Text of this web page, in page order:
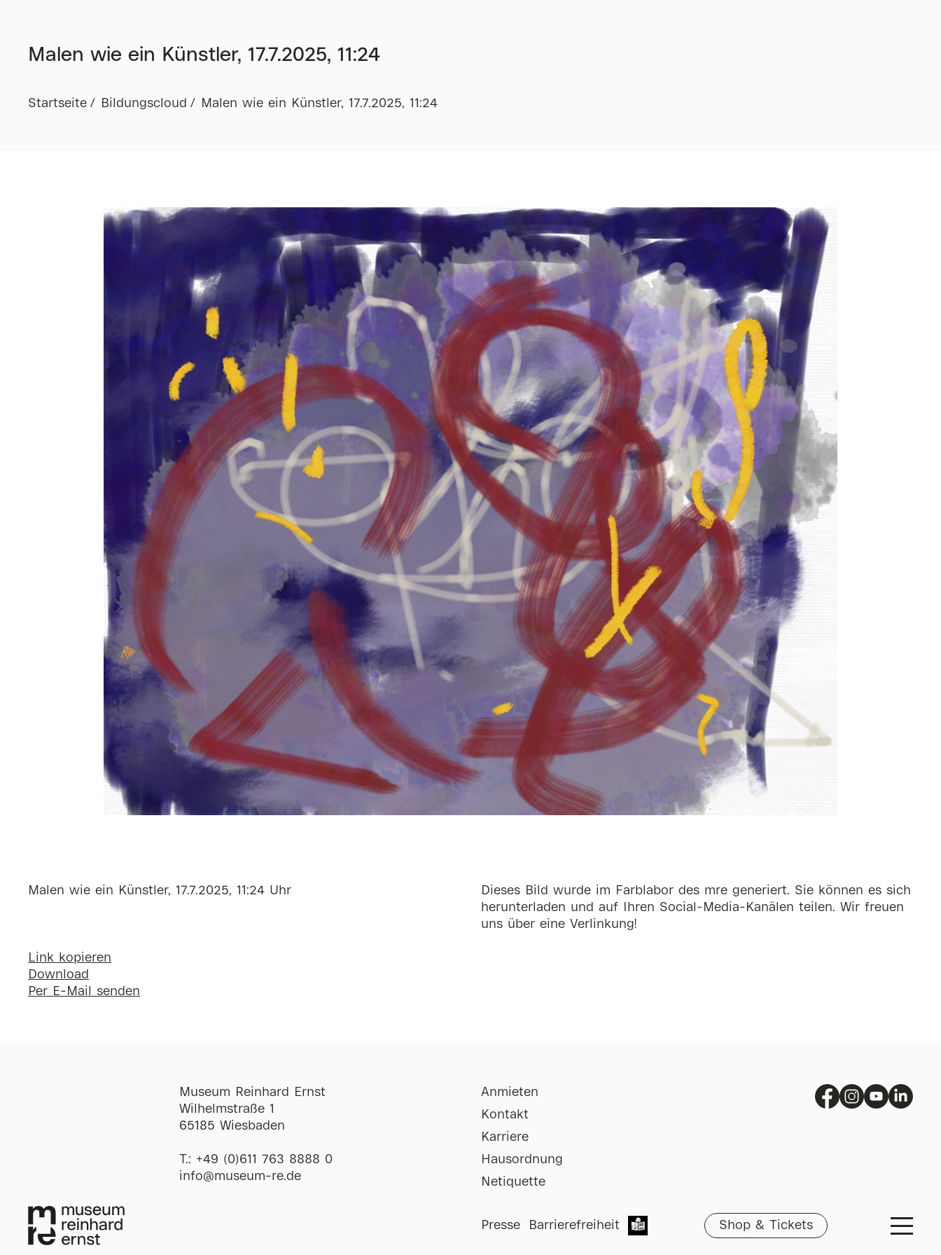
Presse Barrierefreiheit Shop & Tickets
Malen wie ein Künstler, 17.7.2025, 11:24
Startseite Bildungscloud Malen wie ein Künstler, 17.7.2025, 11:24
Malen wie ein Künstler, 17.7.2025, 11:24 Uhr
Link kopieren
Download
Per E-Mail senden
Dieses Bild wurde im Farblabor des mre generiert. Sie können es sich
herunterladen und auf Ihren Social-Media-Kanälen teilen. Wir freuen
uns über eine Verlinkung!
Museum Reinhard Ernst
Wilhelmstraße 1
65185 Wiesbaden
T.: +49 (0)611 763 8888 0
ofni@museum-re de
Anmieten
Kontakt
Karriere
Hausordnung
Netiquette
Datenschutz